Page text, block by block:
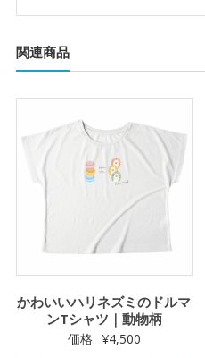
関連商品
かわいいハリネズミのドルマ
ンTシャツ｜動物柄
価格: ¥4,500